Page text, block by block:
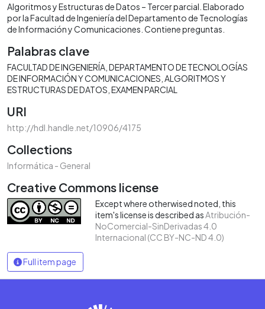
Algoritmos y Estructuras de Datos – Tercer parcial. Elaborado
por la Facultad de Ingeniería del Departamento de Tecnologías
de Información y Comunicaciones. Contiene preguntas.
Palabras clave
FACULTAD DE INGENIERÍA DEPARTAMENTO DE TECNOLOGÍAS
DE INFORMACIÓN Y COMUNICACIONES ALGORITMOS Y
ESTRUCTURAS DE DATOS EXAMEN PARCIAL
URI
http://hdl.handle.net/10906/4175
Collections
Informática - General
Creative Commons license
Except where otherwised noted, this
item's license is described asAtribución-
NoComercial-SinDerivadas 4.0
Internacional (CC BY-NC-ND 4.0)
Full item page